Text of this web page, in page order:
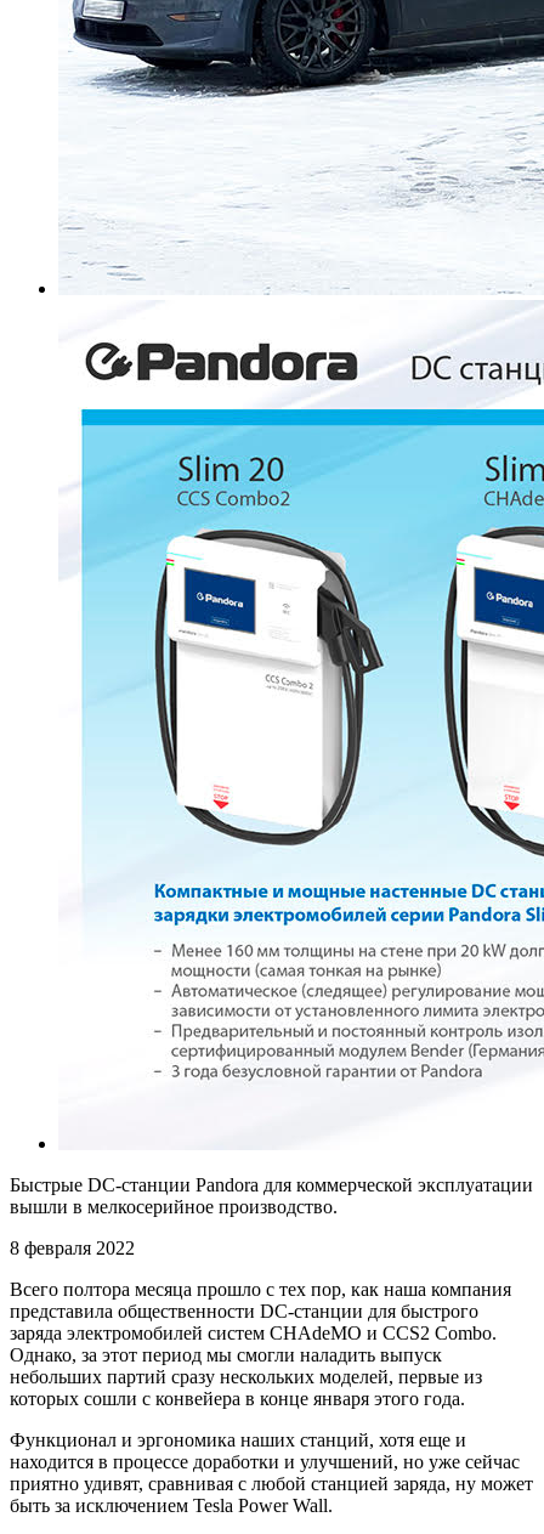
Быстрые DC-станции Pandora для коммерческой эксплуатации
вышли в мелкосерийное производство.
8 февраля 2022
Всего полтора месяца прошло с тех пор, как наша компания
представила общественности DC-станции для быстрого
заряда электромобилей систем CHAdeMO и CCS2 Combo.
Однако, за этот период мы смогли наладить выпуск
небольших партий сразу нескольких моделей, первые из
которых сошли с конвейера в конце января этого года.
Функционал и эргономика наших станций, хотя еще и
находится в процессе доработки и улучшений, но уже сейчас
приятно удивят, сравнивая с любой станцией заряда, ну может
быть за исключением Tesla Power Wall.